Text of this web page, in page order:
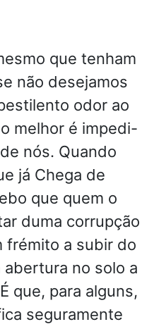
que tenham
não desejamos
odor ao
melhor é impedi-
nós. Quando
já Chega de
que quem o
duma corrupção
frémito a subir do
no solo a
que, para alguns,
seguramente